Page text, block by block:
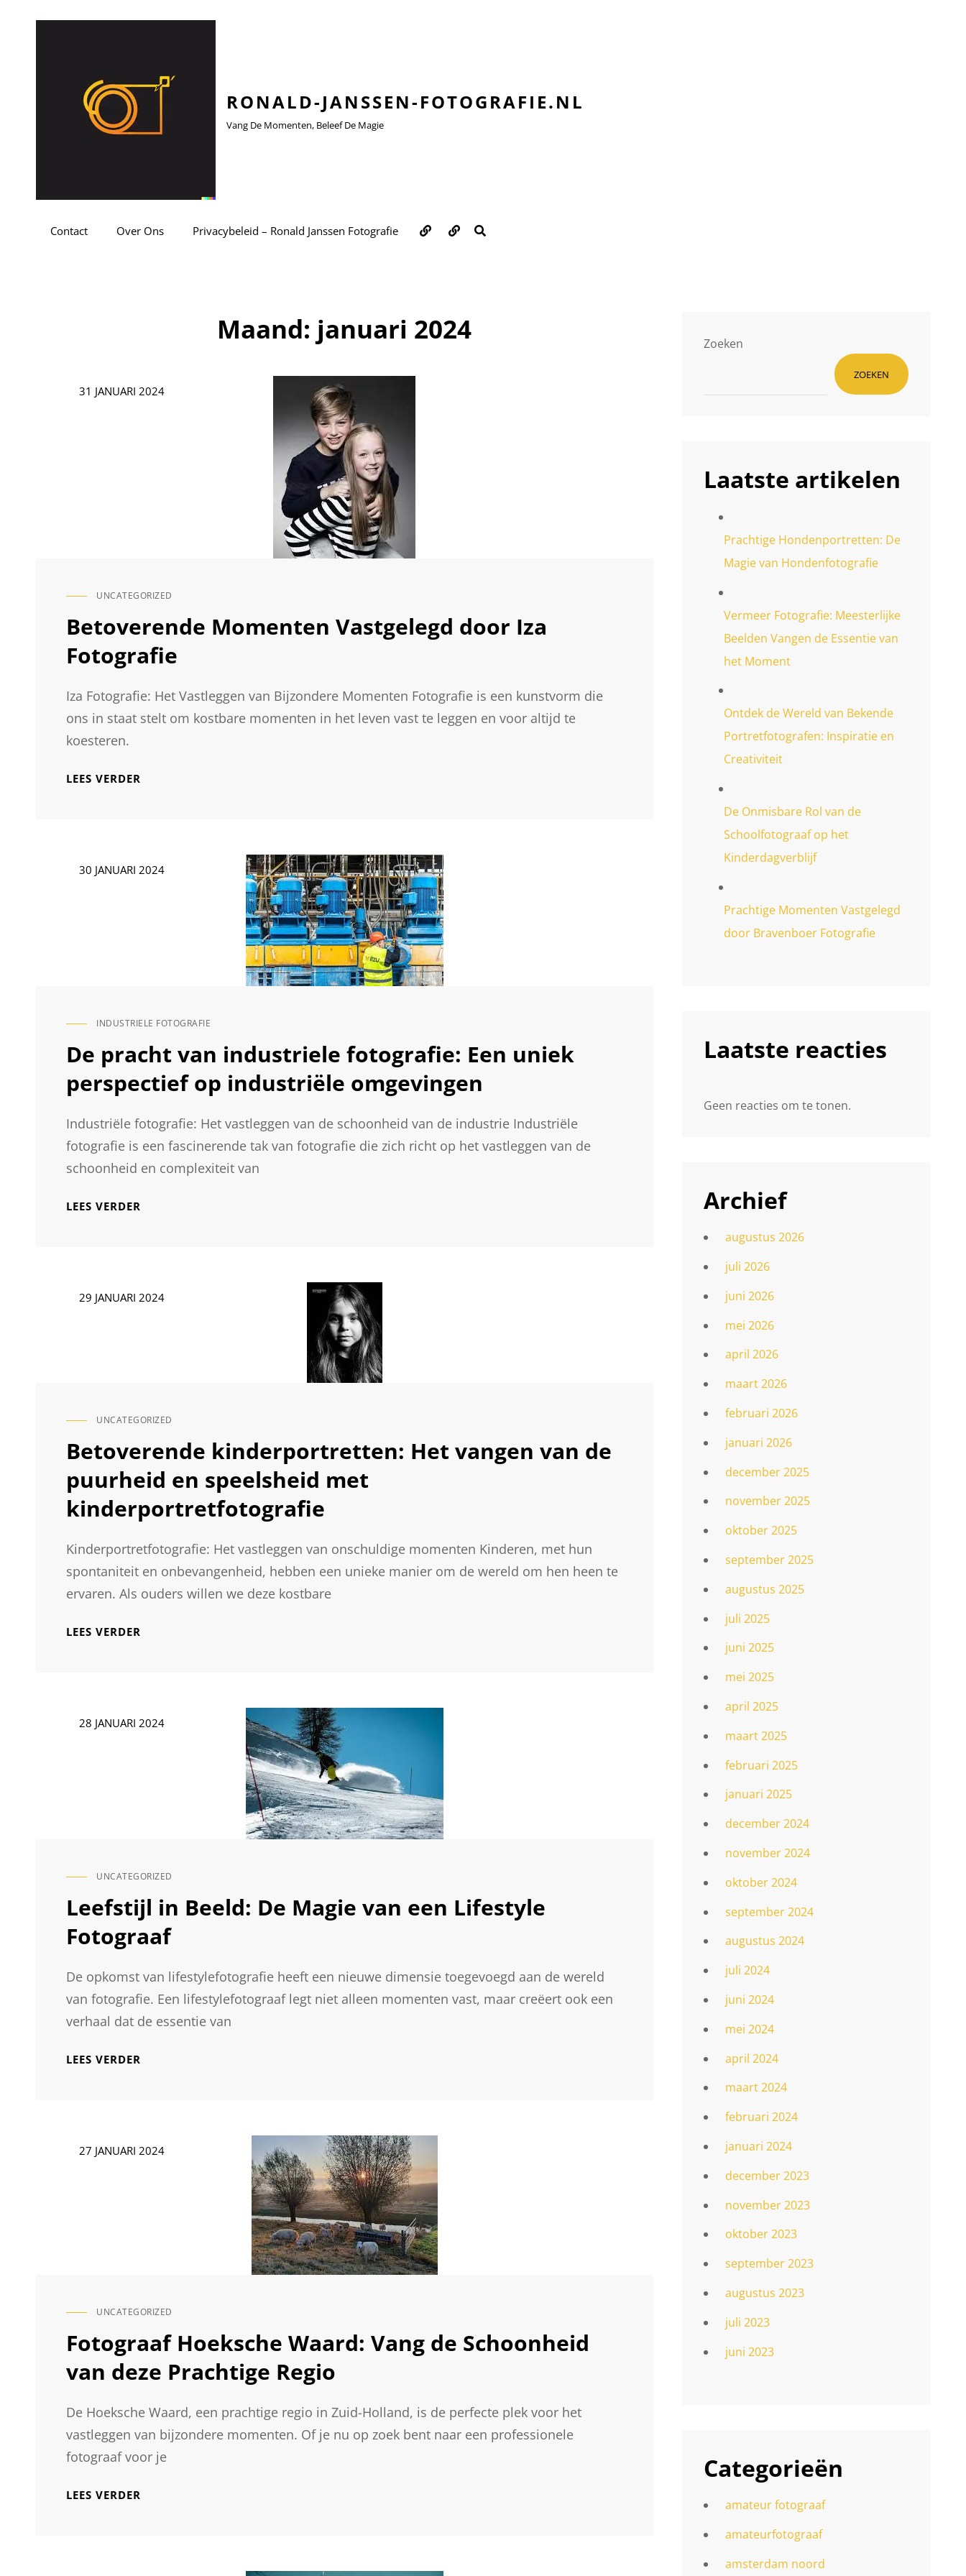
RONALD-JANSSEN-FOTOGRAFIE.NL
Vang De Momenten, Beleef De Magie
Contact Over Ons Privacybeleid – Ronald Janssen Fotografie Over
ons
Contact
Maand: januari 2024
Geplaatst31 JANUARI 2024
CAT
UNCATEGORIZED
Betoverende Momenten Vastgelegd door Iza
Fotografie
Iza Fotografie: Het Vastleggen van Bijzondere Momenten Fotografie is een kunstvorm die
ons in staat stelt om kostbare momenten in het leven vast te leggen en voor altijd te
koesteren.
LEES VERDER
Geplaatst30 JANUARI 2024
CAT
INDUSTRIELE FOTOGRAFIE
De pracht van industriele fotografie: Een uniek
perspectief op industriële omgevingen
Industriële fotografie: Het vastleggen van de schoonheid van de industrie Industriële
fotografie is een fascinerende tak van fotografie die zich richt op het vastleggen van de
schoonheid en complexiteit van
LEES VERDER
UNIEK
Geplaatst29 JANUARI 2024
CAT
UNCATEGORIZED
Betoverende kinderportretten: Het vangen van de
puurheid en speelsheid met
kinderportretfotografie
Kinderportretfotografie: Het vastleggen van onschuldige momenten Kinderen, met hun
spontaniteit en onbevangenheid, hebben een unieke manier om de wereld om hen heen te
ervaren. Als ouders willen we deze kostbare
LEES VERDER
PUURHEID
KINDERPORTRETFOTOGRAFIE
Geplaatst28 JANUARI 2024
CAT
UNCATEGORIZED
Leefstijl in Beeld: De Magie van een Lifestyle
Fotograaf
De opkomst van lifestylefotografie heeft een nieuwe dimensie toegevoegd aan de wereld
van fotografie. Een lifestylefotograaf legt niet alleen momenten vast, maar creëert ook een
verhaal dat de essentie van
LEES VERDER
EEN
Geplaatst27 JANUARI 2024
CAT
UNCATEGORIZED
Fotograaf Hoeksche Waard: Vang de Schoonheid
van deze Prachtige Regio
De Hoeksche Waard, een prachtige regio in Zuid-Holland, is de perfecte plek voor het
vastleggen van bijzondere momenten. Of je nu op zoek bent naar een professionele
fotograaf voor je
LEES VERDER
Zoeken
ZOEKEN
Laatste artikelen
Prachtige Hondenportretten: De
Magie van Hondenfotografie
Vermeer Fotografie: Meesterlijke
Beelden Vangen de Essentie van
het Moment
Ontdek de Wereld van Bekende
Portretfotografen: Inspiratie en
Creativiteit
De Onmisbare Rol van de
Schoolfotograaf op het
Kinderdagverblijf
Prachtige Momenten Vastgelegd
door Bravenboer Fotografie
Laatste reacties
Geen reacties om te tonen.
Archief
augustus 2026
juli 2026
juni 2026
mei 2026
april 2026
maart 2026
februari 2026
januari 2026
december 2025
november 2025
oktober 2025
september 2025
augustus 2025
juli 2025
juni 2025
mei 2025
april 2025
maart 2025
februari 2025
januari 2025
december 2024
november 2024
oktober 2024
september 2024
augustus 2024
juli 2024
juni 2024
mei 2024
april 2024
maart 2024
februari 2024
januari 2024
december 2023
november 2023
oktober 2023
september 2023
augustus 2023
juli 2023
juni 2023
Categorieën
amateur fotograaf
amateurfotograaf
amsterdam noord